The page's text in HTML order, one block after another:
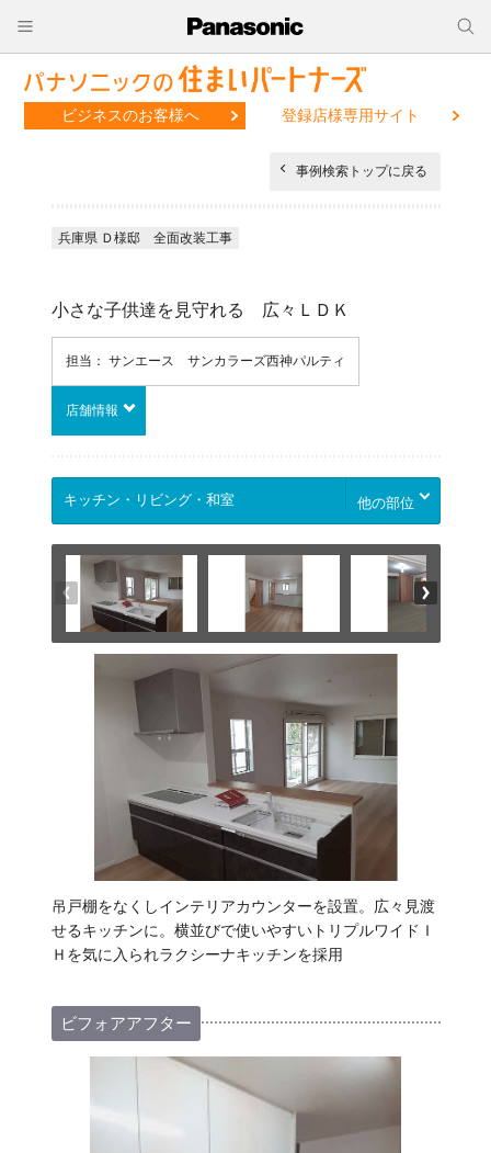
ビジネスのお客様へ 登録店様専用サイト
事例検索トップに戻る
兵庫県 Ｄ様邸 全面改装工事
小さな子供達を見守れる 広々ＬＤＫ
担当： サンエース サンカラーズ西神パルティ
店舗情報
他の部位
吊戸棚をなくしインテリアカウンターを設置。広々見渡
せるキッチンに。横並びで使いやすいトリプルワイドＩ
Ｈを気に入られラクシーナキッチンを採用
ビフォアアフター